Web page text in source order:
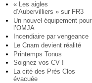
« Les aigles
d’Aubervilliers » sur FR3
Un nouvel équipement pour
l’OMJA
Incendiaire par vengeance
Le Cnam devient réalité
Printemps Tonus
Soignez vos CV !
La cité des Prés Clos
évacuée